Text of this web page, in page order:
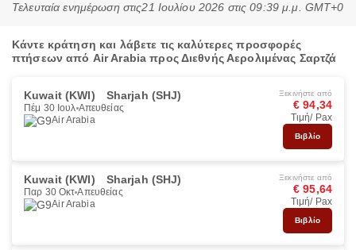
Τελευταία ενημέρωση στις21 Ιουλίου 2026 στις 09:39 μ.μ. GMT+0
Κάντε κράτηση και λάβετε τις καλύτερες προσφορές
πτήσεων από Air Arabia προς Διεθνής Αερολιμένας Σαρτζά
Kuwait (KWI) Sharjah (SHJ)
Πέμ 30 Ιουλ Απευθείας
Air Arabia
Ξεκινήστε από
€ 94,34
Τιμή/ Pax
Βιβλίο
Kuwait (KWI) Sharjah (SHJ)
Παρ 30 Οκτ Απευθείας
Air Arabia
Ξεκινήστε από
€ 95,64
Τιμή/ Pax
Βιβλίο